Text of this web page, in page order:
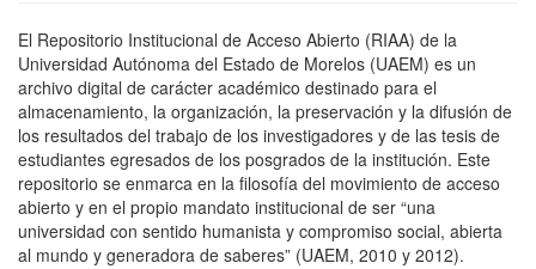
El Repositorio Institucional de Acceso Abierto (RIAA) de la
Universidad Autónoma del Estado de Morelos (UAEM) es un
archivo digital de carácter académico destinado para el
almacenamiento, la organización, la preservación y la difusión de
los resultados del trabajo de los investigadores y de las tesis de
estudiantes egresados de los posgrados de la institución. Este
repositorio se enmarca en la filosofía del movimiento de acceso
abierto y en el propio mandato institucional de ser “una
universidad con sentido humanista y compromiso social, abierta
al mundo y generadora de saberes” (UAEM, 2010 y 2012).